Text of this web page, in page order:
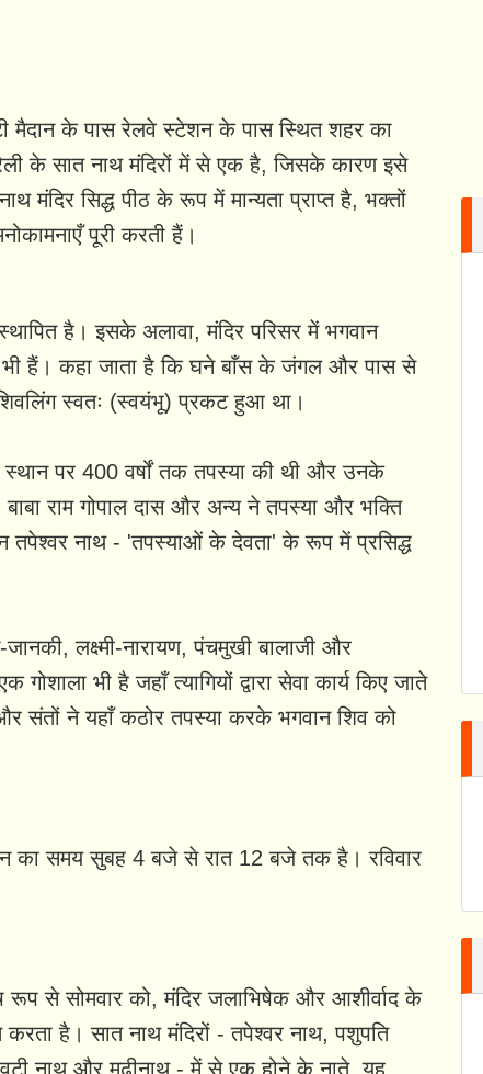
मैदान के पास रेलवे स्टेशन के पास स्थित शहर का
के सात नाथ मंदिरों में से एक है, जिसके कारण इसे
मंदिर सिद्ध पीठ के रूप में मान्यता प्राप्त है, भक्तों
पूरी करती हैं।
है। इसके अलावा, मंदिर परिसर में भगवान
भी हैं। कहा जाता है कि घने बाँस के जंगल और पास से
स्वतः (स्वयंभू) प्रकट हुआ था।
पर 400 वर्षों तक तपस्या की थी और उनके
बाबा राम गोपाल दास और अन्य ने तपस्या और भक्ति
तपेश्वर नाथ - 'तपस्याओं के देवता' के रूप में प्रसिद्ध
लक्ष्मी-नारायण, पंचमुखी बालाजी और
भी है जहाँ त्यागियों द्वारा सेवा कार्य किए जाते
संतों ने यहाँ कठोर तपस्या करके भगवान शिव को
का समय सुबह 4 बजे से रात 12 बजे तक है। रविवार
रूप से सोमवार को, मंदिर जलाभिषेक और आशीर्वाद के
है। सात नाथ मंदिरों - तपेश्वर नाथ, पशुपति
नाथ और मढ़ीनाथ - में से एक होने के नाते, यह